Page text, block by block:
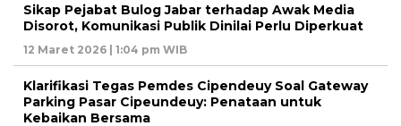
Sikap Pejabat Bulog Jabar terhadap Awak Media
Disorot, Komunikasi Publik Dinilai Perlu Diperkuat
12 Maret 2026 | 1:04 pm WIB
Klarifikasi Tegas Pemdes Cipendeuy Soal Gateway
Parking Pasar Cipeundeuy: Penataan untuk
Kebaikan Bersama